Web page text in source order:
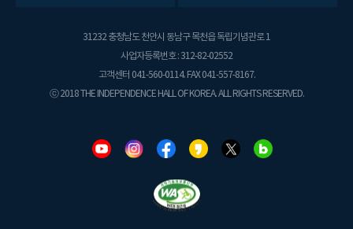
31232 충청남도 천안시 동남구 목천읍 독립기념관로 1
사업자등록번호 : 312-82-02552
고객센터 041-560-0114. FAX 041-557-8167.
ⓒ 2018 THE INDEPENDENCE HALL OF KOREA. ALL RIGHTS RESERVED.